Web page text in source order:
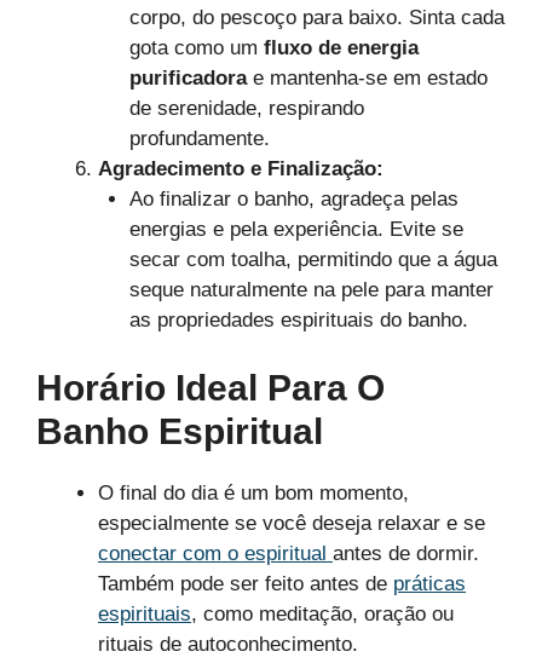
corpo, do pescoço para baixo. Sinta cada
gota como um fluxo de energia
purificadorae mantenha-se em estado
de serenidade, respirando
profundamente.
Agradecimento e Finalização:
Ao finalizar o banho, agradeça pelas
energias e pela experiência. Evite se
secar com toalha, permitindo que a água
seque naturalmente na pele para manter
as propriedades espirituais do banho.
Horário Ideal Para O
Banho Espiritual
O final do dia é um bom momento,
especialmente se você deseja relaxar e se
conectar com o espiritual antes de dormir.
Também pode ser feito antes de práticas
espirituais, como meditação, oração ou
rituais de autoconhecimento.